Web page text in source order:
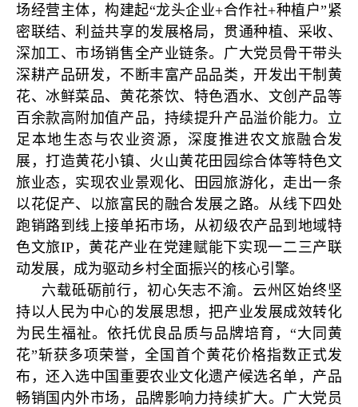
场经营主体，构建起“龙头企业+合作社+种植户”紧
密联结、利益共享的发展格局，贯通种植、采收、
深加工、市场销售全产业链条。广大党员骨干带头
深耕产品研发，不断丰富产品品类，开发出干制黄
花、冰鲜菜品、黄花茶饮、特色酒水、文创产品等
百余款高附加值产品，持续提升产品溢价能力。立
足本地生态与农业资源，深度推进农文旅融合发
展，打造黄花小镇、火山黄花田园综合体等特色文
旅业态，实现农业景观化、田园旅游化，走出一条
以花促产、以旅富民的融合发展之路。从线下四处
跑销路到线上接单拓市场，从初级农产品到地域特
色文旅IP，黄花产业在党建赋能下实现一二三产联
动发展，成为驱动乡村全面振兴的核心引擎。
六载砥砺前行，初心矢志不渝。云州区始终坚
持以人民为中心的发展思想，把产业发展成效转化
为民生福祉。依托优良品质与品牌培育，“大同黄
花”斩获多项荣誉，全国首个黄花价格指数正式发
布，还入选中国重要农业文化遗产候选名单，产品
畅销国内外市场，品牌影响力持续扩大。广大党员